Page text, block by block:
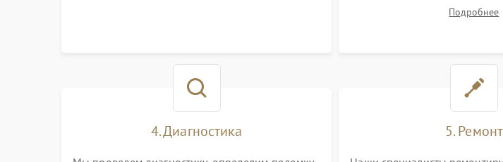
акустической системы а также
Подробнее
4. Диагностика 5. Ремонт